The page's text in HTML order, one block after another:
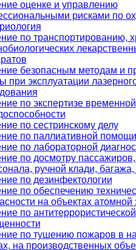
оценке и управлению
рисками по
по транспортированию,
безопасным методам и
при эксплуатации
по экспертизе временной
по сестринскому делу
по паллиативной помощи
по лабораторной
по досмотру пассажиров,
ручной клади, багажа,
по дезинфектологии
по обеспечению
на объектах атомной
по антитеррористической
по тушению пожаров в
на производственных